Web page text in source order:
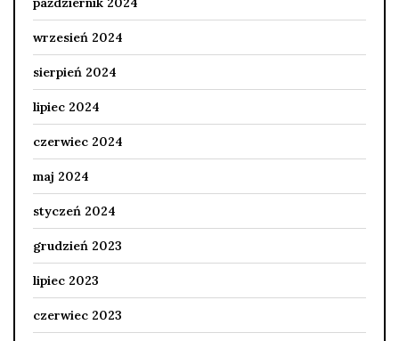
wrzesień 2024
sierpień 2024
lipiec 2024
czerwiec 2024
maj 2024
styczeń 2024
grudzień 2023
lipiec 2023
czerwiec 2023